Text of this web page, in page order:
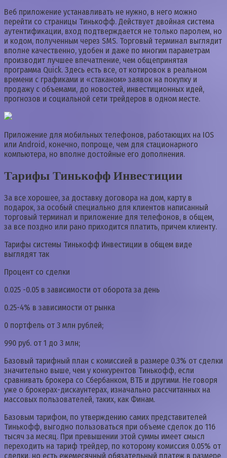
Веб приложение устанавливать не нужно, в него можно
перейти со страницы Тинькофф. Действует двойная система
аутентификации, вход подтверждается не только паролем, но
и кодом, полученным через SMS. Торговый терминал выглядит
вполне качественно, удобен и даже по многим параметрам
производит лучшее впечатление, чем общепринятая
программа Quick. Здесь есть все, от котировок в реальном
времени с графиками и «стаканом» заявок на покупку и
продажу с объемами, до новостей, инвестиционных идей,
прогнозов и социальной сети трейдеров в одном месте.
Приложение для мобильных телефонов, работающих на IOS
или Android, конечно, попроще, чем для стационарного
компьютера, но вполне достойные его дополнения.
Тарифы Тинькофф Инвестиции
За все хорошее, за доставку договора на дом, карту в
подарок, за особый специально для клиентов написанный
торговый терминал и приложение для телефонов, в общем,
за все поздно или рано приходится платить, причем клиенту.
Тарифы системы Тинькофф Инвестиции в общем виде
выглядят так
Процент со сделки
0.025 -0.05 в зависимости от оборота за день
0.25-4% в зависимости от рынка
0 портфель от 3 млн рублей;
990 руб. от 1 до 3 млн;
Базовый тарифный план с комиссией в размере 0.3% от сделки
значительно выше, чем у конкурентов Тинькофф, если
сравнивать брокера со Сбербанком, ВТБ и другими. Не говоря
уже о брокерах-дискаунтерах, изначально рассчитанных на
массовых пользователей, таких, как Финам.
Базовым тарифом, по утверждению самих представителей
Тинькофф, выгодно пользоваться при объеме сделок до 116
тысяч за месяц. При превышении этой суммы имеет смысл
переходить на тариф трейдер, по которому комиссия 0.05% от
сделки, но есть ежемесячный обязательный платеж в размере